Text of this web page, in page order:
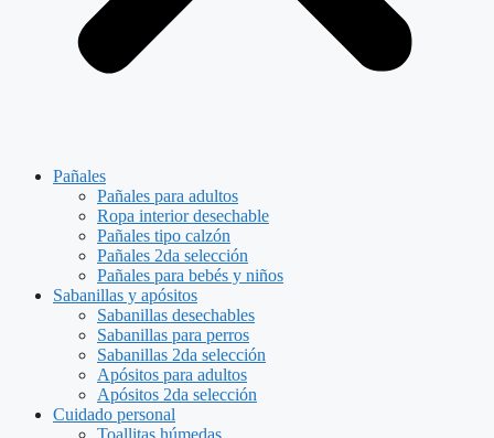
Pañales
Pañales para adultos
Ropa interior desechable
Pañales tipo calzón
Pañales 2da selección
Pañales para bebés y niños
Sabanillas y apósitos
Sabanillas desechables
Sabanillas para perros
Sabanillas 2da selección
Apósitos para adultos
Apósitos 2da selección
Cuidado personal
Toallitas húmedas